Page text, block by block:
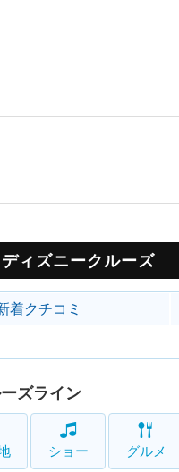
ディズニークルーズ
着クチコミ
ズライン
ショー グルメ